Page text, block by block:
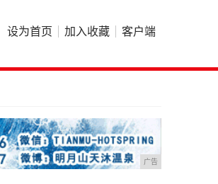
设为首页 加入收藏 客户端
广告